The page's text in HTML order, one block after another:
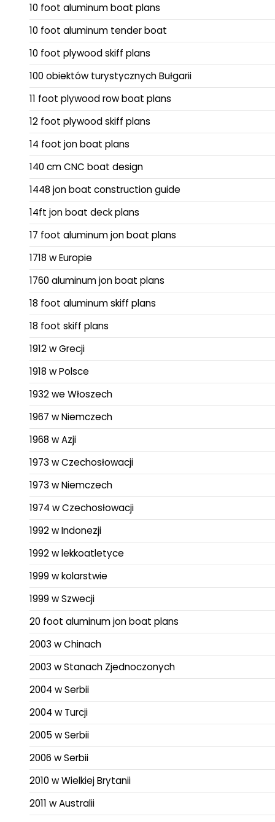
10 foot aluminum boat plans
10 foot aluminum tender boat
10 foot plywood skiff plans
100 obiektów turystycznych Bułgarii
11 foot plywood row boat plans
12 foot plywood skiff plans
14 foot jon boat plans
140 cm CNC boat design
1448 jon boat construction guide
14ft jon boat deck plans
17 foot aluminum jon boat plans
1718 w Europie
1760 aluminum jon boat plans
18 foot aluminum skiff plans
18 foot skiff plans
1912 w Grecji
1918 w Polsce
1932 we Włoszech
1967 w Niemczech
1968 w Azji
1973 w Czechosłowacji
1973 w Niemczech
1974 w Czechosłowacji
1992 w Indonezji
1992 w lekkoatletyce
1999 w kolarstwie
1999 w Szwecji
20 foot aluminum jon boat plans
2003 w Chinach
2003 w Stanach Zjednoczonych
2004 w Serbii
2004 w Turcji
2005 w Serbii
2006 w Serbii
2010 w Wielkiej Brytanii
2011 w Australii